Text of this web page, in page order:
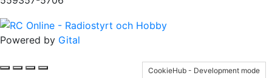
Powered by Gital
CookieHub - Development mode